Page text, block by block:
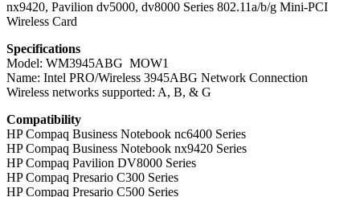
nx9420, Pavilion dv5000, dv8000 Series 802.11a/b/g Mini-PCI
Wireless Card
Specifications
Model: WM3945ABG MOW1
Name: Intel PRO/Wireless 3945ABG Network Connection
Wireless networks supported: A, B, & G
Compatibility
HP Compaq Business Notebook nc6400 Series
HP Compaq Business Notebook nx9420 Series
HP Compaq Pavilion DV8000 Series
HP Compaq Presario C300 Series
HP Compaq Presario C500 Series